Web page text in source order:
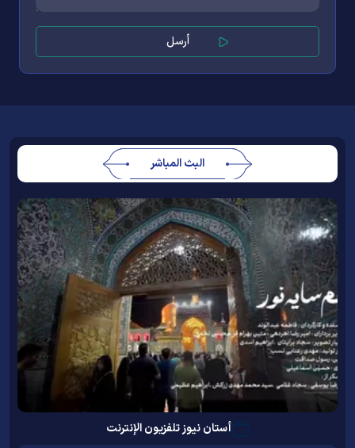
البث المباشر
أستان نيوز تلفزيون الإنترنت